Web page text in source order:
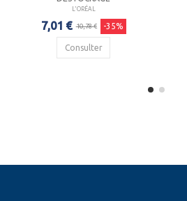
L'ORÉAL
7,01 € 10,78 € -35%
Consulter